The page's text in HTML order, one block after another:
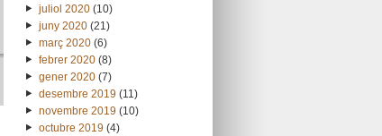
juliol 2020(10)
juny 2020(21)
març 2020(6)
febrer 2020(8)
gener 2020(7)
desembre 2019 (11)
novembre 2019 (10)
octubre 2019 (4)